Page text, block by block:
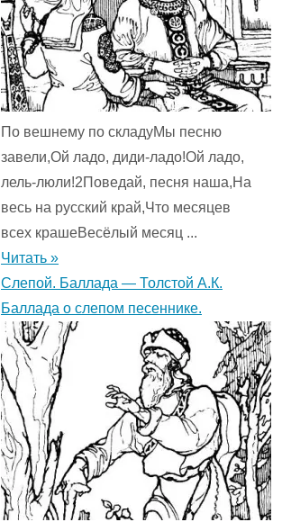
По вешнему по складуМы песню
завели,Ой ладо, диди-ладо!Ой ладо,
лель-люли!2Поведай, песня наша,На
весь на русский край,Что месяцев
всех крашеВесёлый месяц ...
Читать »
Слепой. Баллада — Толстой А.К.
Баллада о слепом песеннике.